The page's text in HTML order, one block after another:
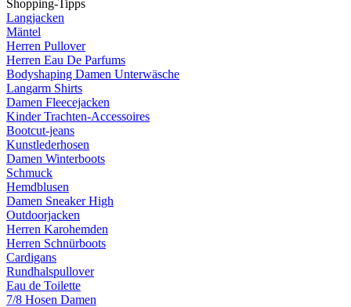
Shopping-Tipps
Langjacken
Mäntel
Herren Pullover
Herren Eau De Parfums
Bodyshaping Damen Unterwäsche
Langarm Shirts
Damen Fleecejacken
Kinder Trachten-Accessoires
Bootcut-jeans
Kunstlederhosen
Damen Winterboots
Schmuck
Hemdblusen
Damen Sneaker High
Outdoorjacken
Herren Karohemden
Herren Schnürboots
Cardigans
Rundhalspullover
Eau de Toilette
7/8 Hosen Damen